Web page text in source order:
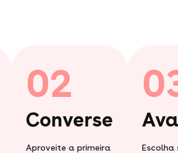
02
Converse
Aproveite a primeira
Escolha